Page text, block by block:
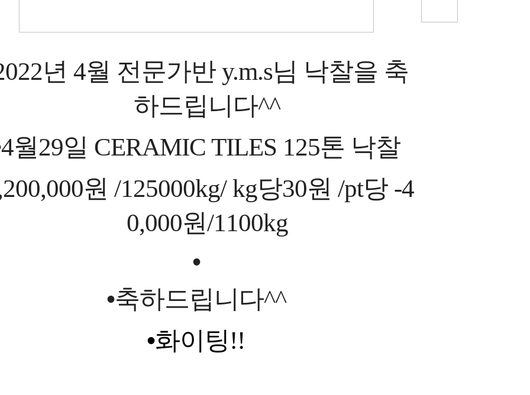
년 4월 전문가반 y.m.s님 낙찰을 축
하드립니다^^
4월29일 CERAMIC TILES 125톤 낙찰
원 /125000kg/ kg당30원 /pt당 -4
0,000원/1100kg
•
•축하드립니다^^
•화이팅!!